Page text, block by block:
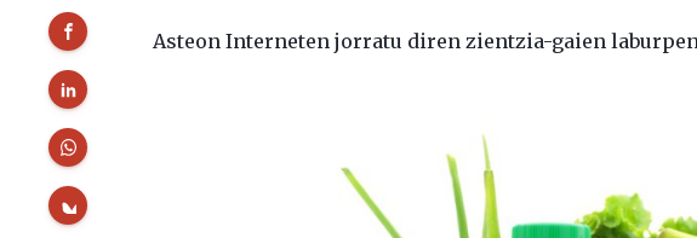
Asteon Interneten jorratu diren zientzia-gaien